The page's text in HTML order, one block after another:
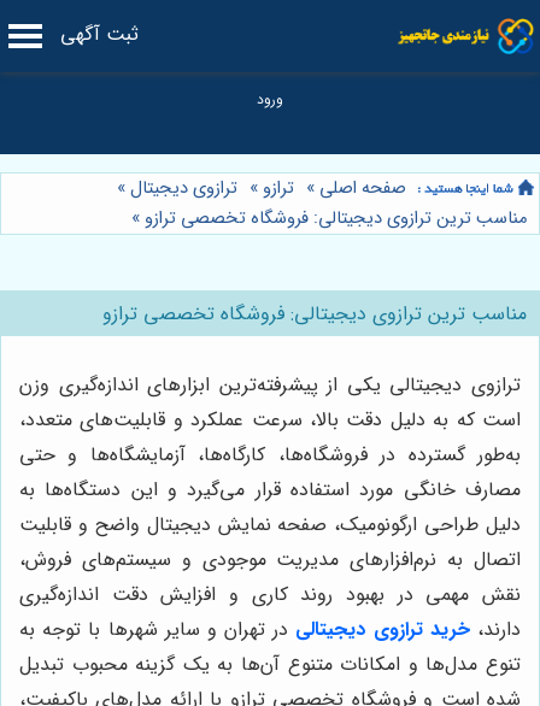
ثبت آگهی
صفحه اصلی » ترازو » ترازوی دیجیتال»
مناسب ترین ترازوی دیجیتالی: فروشگاه تخصصی ترازو »
مناسب ترین ترازوی دیجیتالی: فروشگاه تخصصی ترازو
ترازوی دیجیتالی یکی از پیشرفته‌ترین ابزارهای اندازه‌گیری وزن
است که به دلیل دقت بالا، سرعت عملکرد و قابلیت‌های متعدد،
به‌طور گسترده در فروشگاه‌ها، کارگاه‌ها، آزمایشگاه‌ها و حتی
مصارف خانگی مورد استفاده قرار می‌گیرد و این دستگاه‌ها به
دلیل طراحی ارگونومیک، صفحه نمایش دیجیتال واضح و قابلیت
اتصال به نرم‌افزارهای مدیریت موجودی و سیستم‌های فروش،
نقش مهمی در بهبود روند کاری و افزایش دقت اندازه‌گیری
دارند، خرید ترازوی دیجیتالی در تهران و سایر شهرها با توجه به
تنوع مدل‌ها و امکانات متنوع آن‌ها به یک گزینه محبوب تبدیل
شده است و فروشگاه تخصصی ترازو با ارائه مدل‌های باکیفیت،